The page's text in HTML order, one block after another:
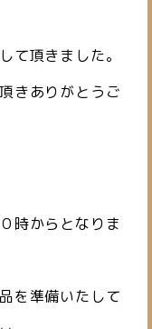
て頂きました。
きありがとうご
時からとなりま
を準備いたして